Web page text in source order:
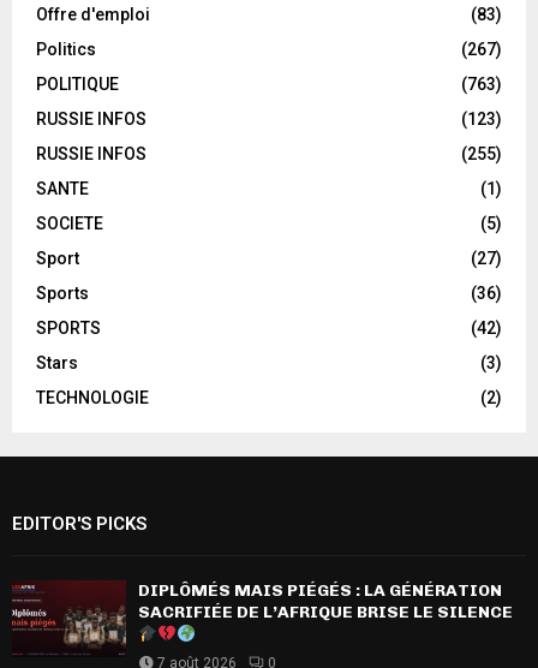
Offre d'emploi
(83)
Politics
(267)
POLITIQUE
(763)
RUSSIE INFOS
(123)
RUSSIE INFOS
(255)
SANTE
(1)
SOCIETE
(5)
Sport
(27)
Sports
(36)
SPORTS
(42)
Stars
(3)
TECHNOLOGIE
(2)
EDITOR'S PICKS
DIPLÔMÉS MAIS PIÉGÉS : LA GÉNÉRATION
SACRIFIÉE DE L’AFRIQUE BRISE LE SILENCE
7 août 2026 0